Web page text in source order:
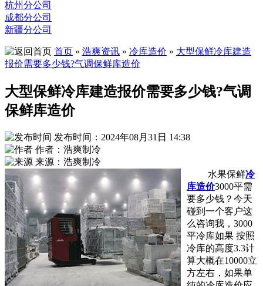
杭州分公司
成都分公司
新疆分公司
首页 » 浩爽资讯 » 冷库造价 » 大型保鲜冷库建造
报价需要多少钱?气调保鲜库造价
大型保鲜冷库建造报价需要多少钱?气调
保鲜库造价
发布时间：2024年08月31日 14:38
作者：浩爽制冷
来源：浩爽制冷
水果保鲜冷
库造价3000平需
要多少钱？今天
碰到一个客户这
么咨询我，3000
平冷库如果 按照
冷库的高度3.3计
算大概在10000立
方左右，如果单